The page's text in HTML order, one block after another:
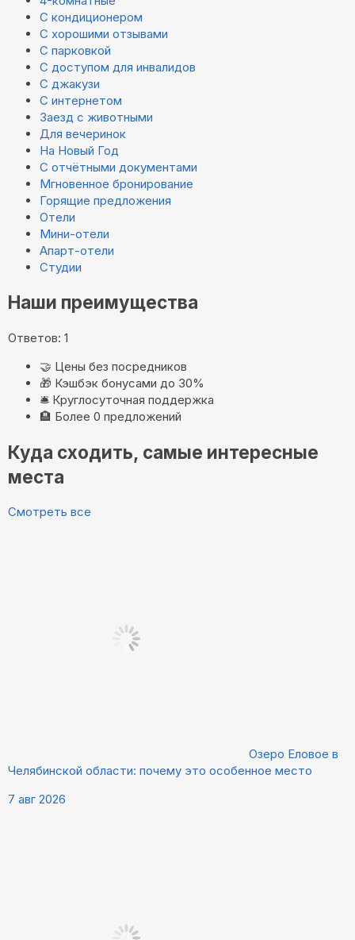
С кондиционером
С хорошими отзывами
С парковкой
С доступом для инвалидов
С джакузи
С интернетом
Заезд с животными
Для вечеринок
На Новый Год
С отчётными документами
Мгновенное бронирование
Горящие предложения
Отели
Мини-отели
Апарт-отели
Студии
Наши преимущества
Ответов: 1
🤝 Цены без посредников
🎁 Кэшбэк бонусами до 30%
🛎️ Круглосуточная поддержка
🏨 Более 0 предложений
Куда сходить, самые интересные
места
Смотреть все
Озеро Еловое в
Челябинской области: почему это особенное место
7 авг 2026